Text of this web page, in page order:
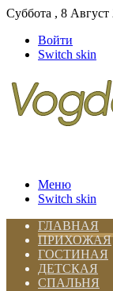
Суббота , 8 Август
Войти
Switch skin
Меню
Switch skin
ГЛАВНАЯ
ПРИХОЖАЯ
ГОСТИНАЯ
ДЕТСКАЯ
СПАЛЬНЯ